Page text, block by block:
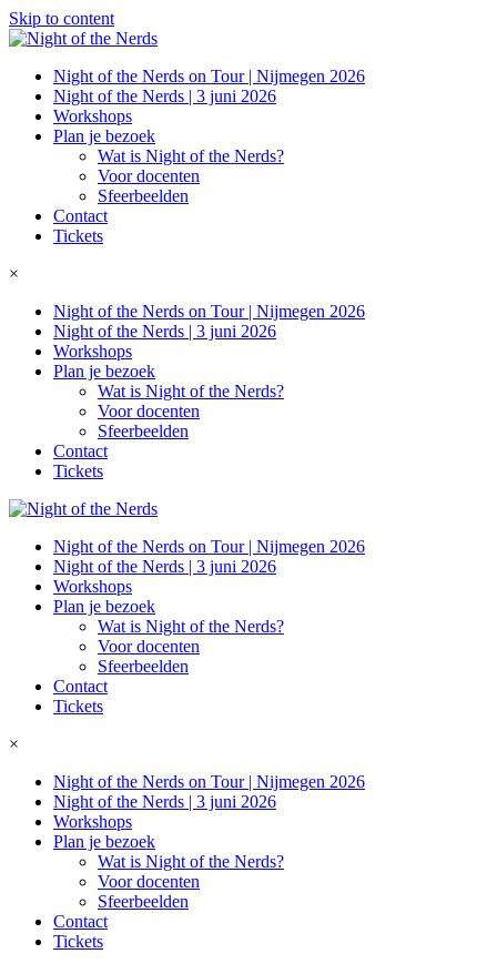
Skip to content
Night of the Nerds on Tour | Nijmegen 2026
Night of the Nerds | 3 juni 2026
Workshops
Plan je bezoek
Wat is Night of the Nerds?
Voor docenten
Sfeerbeelden
Contact
Tickets
×
Night of the Nerds on Tour | Nijmegen 2026
Night of the Nerds | 3 juni 2026
Workshops
Plan je bezoek
Wat is Night of the Nerds?
Voor docenten
Sfeerbeelden
Contact
Tickets
Night of the Nerds on Tour | Nijmegen 2026
Night of the Nerds | 3 juni 2026
Workshops
Plan je bezoek
Wat is Night of the Nerds?
Voor docenten
Sfeerbeelden
Contact
Tickets
×
Night of the Nerds on Tour | Nijmegen 2026
Night of the Nerds | 3 juni 2026
Workshops
Plan je bezoek
Wat is Night of the Nerds?
Voor docenten
Sfeerbeelden
Contact
Tickets